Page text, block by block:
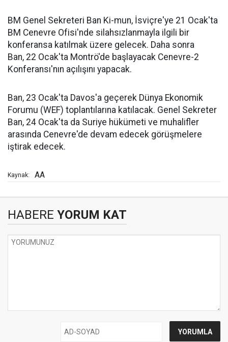
BM Genel Sekreteri Ban Ki-mun, İsviçre'ye 21 Ocak'ta
BM Cenevre Ofisi'nde silahsızlanmayla ilgili bir
konferansa katılmak üzere gelecek. Daha sonra
Ban, 22 Ocak'ta Montrö'de başlayacak Cenevre-2
Konferansı'nın açılışını yapacak.
Ban, 23 Ocak'ta Davos'a geçerek Dünya Ekonomik
Forumu (WEF) toplantılarına katılacak. Genel Sekreter
Ban, 24 Ocak'ta da Suriye hükümeti ve muhalifler
arasında Cenevre'de devam edecek görüşmelere
iştirak edecek.
Kaynak: AA
HABERE YORUM KAT